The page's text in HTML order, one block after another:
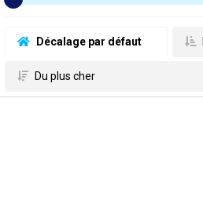
Décalage par défaut
Du plus cher